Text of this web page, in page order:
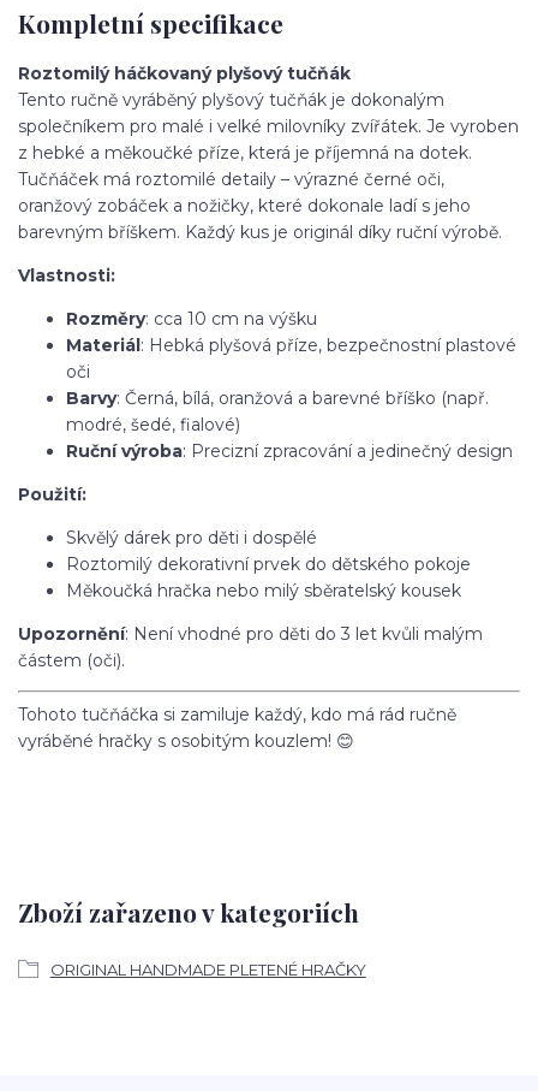
Kompletní specifikace
Roztomilý háčkovaný plyšový tučňák
Tento ručně vyráběný plyšový tučňák je dokonalým
společníkem pro malé i velké milovníky zvířátek. Je vyroben
z hebké a měkoučké příze, která je příjemná na dotek.
Tučňáček má roztomilé detaily – výrazné černé oči,
oranžový zobáček a nožičky, které dokonale ladí s jeho
barevným bříškem. Každý kus je originál díky ruční výrobě.
Vlastnosti:
Rozměry: cca 10 cm na výšku
Materiál: Hebká plyšová příze, bezpečnostní plastové
oči
Barvy: Černá, bílá, oranžová a barevné bříško (např.
modré, šedé, fialové)
Ruční výroba: Precizní zpracování a jedinečný design
Použití:
Skvělý dárek pro děti i dospělé
Roztomilý dekorativní prvek do dětského pokoje
Měkoučká hračka nebo milý sběratelský kousek
Upozornění: Není vhodné pro děti do 3 let kvůli malým
částem (oči).
Tohoto tučňáčka si zamiluje každý, kdo má rád ručně
vyráběné hračky s osobitým kouzlem! 😊
Zboží zařazeno v kategoriích
ORIGINAL HANDMADE PLETENÉ HRAČKY